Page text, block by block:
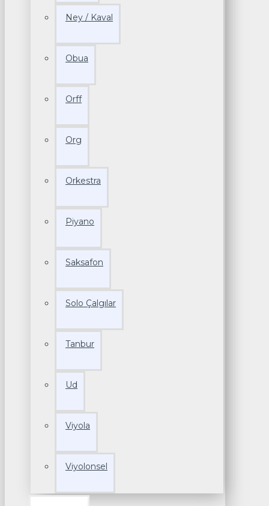
Ney / Kaval
Obua
Orff
Org
Orkestra
Piyano
Saksafon
Solo Çalgılar
Tanbur
Ud
Viyola
Viyolonsel